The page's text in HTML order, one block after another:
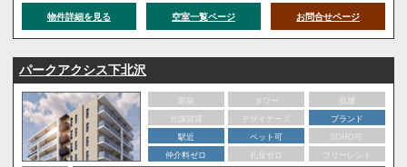
物件詳細を見る 空室一覧ページ お問合せページ
パークアクシス下北沢
新築 タワー
低層
分譲賃貸
デザイナーズ
ブランド
駅近
ペット可
SOHO可
仲介料ゼロ
礼金ゼロ
フリーレント